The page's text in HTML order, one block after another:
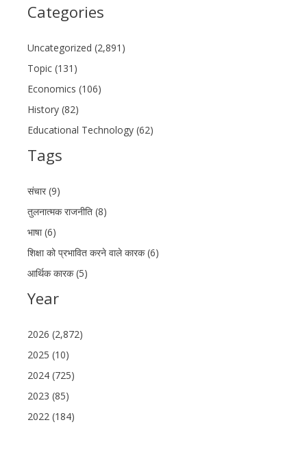
Categories
Uncategorized (2,891)
Topic (131)
Economics (106)
History (82)
Educational Technology (62)
Tags
संचार (9)
तुलनात्मक राजनीति (8)
भाषा (6)
शिक्षा को प्रभावित करने वाले कारक (6)
आर्थिक कारक (5)
Year
2026 (2,872)
2025 (10)
2024 (725)
2023 (85)
2022 (184)